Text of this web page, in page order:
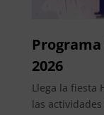
2026
Llega la fiesta
las